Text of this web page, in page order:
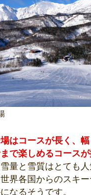
はコースが長く、
で楽しめるコース
量と雪質はとても
界各国からのスキ
なるそうです。